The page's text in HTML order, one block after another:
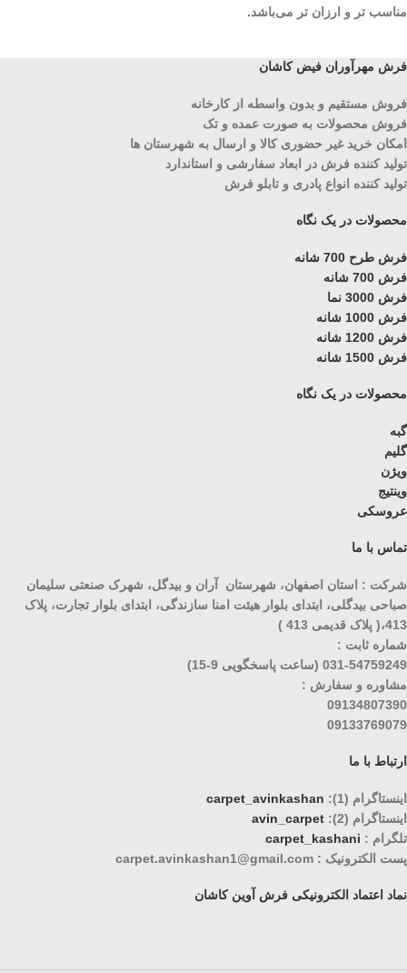
مناسب تر و ارزان تر می‌باشد.
فرش مهرآوران فیض کاشان
فروش مستقیم و بدون واسطه از کارخانه
فروش محصولات به صورت عمده و تک
امکان خرید غیر حضوری کالا و ارسال به شهرستان ها
تولید کننده فرش در ابعاد سفارشی و استاندارد
تولید کننده انواع پادری و تابلو فرش
محصولات در یک نگاه
فرش طرح 700 شانه
فرش 700 شانه
فرش 3000 نما
فرش 1000 شانه
فرش 1200 شانه
فرش 1500 شانه
محصولات در یک نگاه
گبه
گلیم
ویژن
وینتیج
عروسکی
تماس با ما
شرکت : استان اصفهان، شهرستان آران و بیدگل، شهرک صنعتی سلیمان
صباحی بیدگلی، ابتدای بلوار هیئت امنا سازندگی، ابتدای بلوار تجارت، پلاک
413،( پلاک قدیمی 413 )
شماره ثابت :
031-54759249 (ساعت پاسخگویی 9-15)
مشاوره و سفارش :
09134807390
09133769079
ارتباط با ما
اینستاگرام (1):
carpet_avinkashan
اینستاگرام (2):
avin_carpet
تلگرام : carpet_kashani
پست الکترونیک : carpet.avinkashan1@gmail.com
نماد اعتماد الکترونیکی فرش آوین کاشان